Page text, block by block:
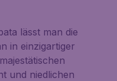
lässt man die
in einzigartiger
und niedlichen